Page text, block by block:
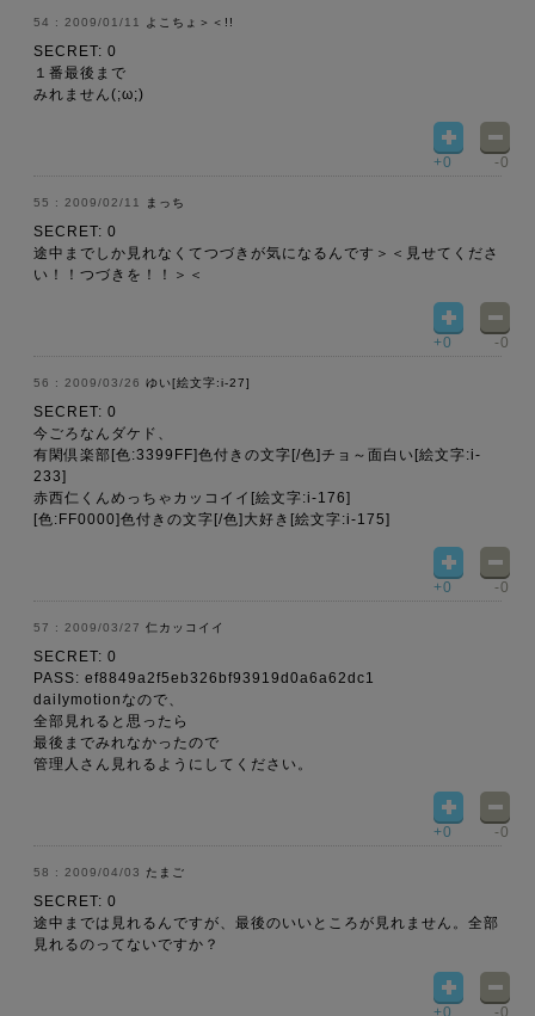
2009/01/11 よこちょ＞＜!!
SECRET: 0
１番最後まで
みれません(;ω;)
+0 -0
2009/02/11 まっち
SECRET: 0
途中までしか見れなくてつづきが気になるんです＞＜見せてくださ
い！！つづきを！！＞＜
+0 -0
2009/03/26 ゆい[絵文字:i-27]
SECRET: 0
今ごろなんダケド、
有閑倶楽部[色:3399FF]色付きの文字[/色]チョ～面白い[絵文字:i-
233]
赤西仁くんめっちゃカッコイイ[絵文字:i-176]
[色:FF0000]色付きの文字[/色]大好き[絵文字:i-175]
+0 -0
2009/03/27 仁カッコイイ
SECRET: 0
PASS: ef8849a2f5eb326bf93919d0a6a62dc1
daiIymotionなので、
全部見れると思ったら
最後までみれなかったので
管理人さん見れるようにしてください。
+0 -0
2009/04/03 たまご
SECRET: 0
途中までは見れるんですが、最後のいいところが見れません。全部
見れるのってないですか？
+0 -0